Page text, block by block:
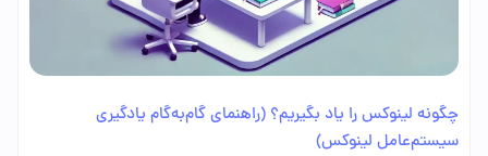
چگونه لینوکس را یاد بگیریم؟ (راهنمای گام‌به‌گام یادگیری
سیستم‌عامل لینوکس)